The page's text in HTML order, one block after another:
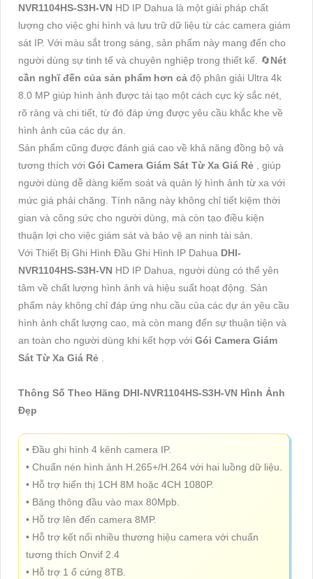
NVR1104HS-S3H-VN HD IP Dahua là một giải pháp chất
lượng cho việc ghi hình và lưu trữ dữ liệu từ các camera giám
sát IP. Với màu sắt trong sáng, sản phẩm này mang đến cho
người dùng sự tinh tế và chuyên nghiệp trong thiết kế. 🔄Nét
cần nghĩ đến của sản phẩm hơn cả độ phân giải Ultra 4k
8.0 MP giúp hình ảnh được tái tạo một cách cực kỳ sắc nét,
rõ ràng và chi tiết, từ đó đáp ứng được yêu cầu khắc khe về
hình ảnh của các dự án.
Sản phẩm cũng được đánh giá cao về khả năng đồng bộ và
tương thích với Gói Camera Giám Sát Từ Xa Giá Rẻ , giúp
người dùng dễ dàng kiểm soát và quản lý hình ảnh từ xa với
mức giá phải chăng. Tính năng này không chỉ tiết kiệm thời
gian và công sức cho người dùng, mà còn tạo điều kiện
thuận lợi cho việc giám sát và bảo vệ an ninh tài sản.
Với Thiết Bị Ghi Hình Đầu Ghi Hình IP Dahua DHI-
NVR1104HS-S3H-VN HD IP Dahua, người dùng có thể yên
tâm về chất lượng hình ảnh và hiệu suất hoạt động. Sản
phẩm này không chỉ đáp ứng nhu cầu của các dự án yêu cầu
hình ảnh chất lượng cao, mà còn mang đến sự thuận tiện và
an toàn cho người dùng khi kết hợp với Gói Camera Giám
Sát Từ Xa Giá Rẻ .
Thông Số Theo Hãng DHI-NVR1104HS-S3H-VN Hình Ảnh
Đẹp
• Đầu ghi hình 4 kênh camera IP.
• Chuẩn nén hình ảnh H.265+/H.264 với hai luồng dữ liệu.
• Hỗ trợ hiển thị 1CH 8M hoặc 4CH 1080P.
• Băng thông đầu vào max 80Mpb.
• Hỗ trợ lên đến camera 8MP.
• Hỗ trợ kết nối nhiều thương hiệu camera với chuẩn
tương thích Onvif 2.4
• Hỗ trợ 1 ổ cứng 8TB.